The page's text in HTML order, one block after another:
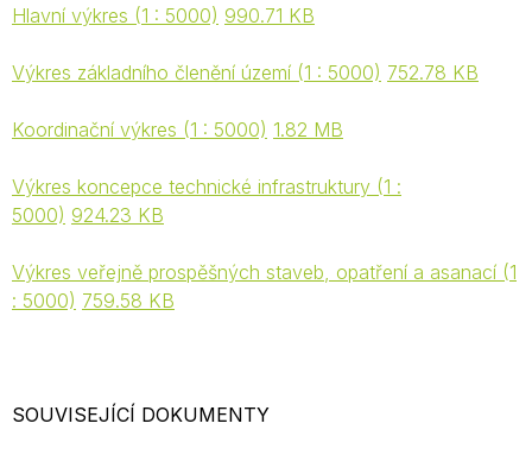
Hlavní výkres (1 : 5000) 990.71 KB
Výkres základního členění území (1 : 5000) 752.78 KB
Koordinační výkres (1 : 5000) 1.82 MB
Výkres koncepce technické infrastruktury (1 :
5000) 924.23 KB
Výkres veřejně prospěšných staveb, opatření a asanací (1
: 5000) 759.58 KB
SOUVISEJÍCÍ DOKUMENTY